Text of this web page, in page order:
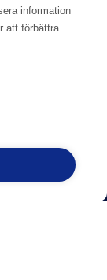
information
att förbättra